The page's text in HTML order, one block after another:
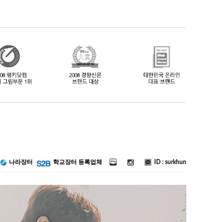
나라장터 학교장터 등록업체 ID : surkhun